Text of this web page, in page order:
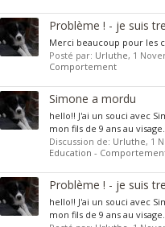
Problème ! - je suis
Merci beaucoup pour les
Posté par: Urluthe, 1
Comportement
Simone a mordu
hello!! J'ai un souci avec
mon fils de 9 ans au
Discussion de: Urluthe, 1
Education -
Problème ! - je suis
hello!! J'ai un souci avec
mon fils de 9 ans au